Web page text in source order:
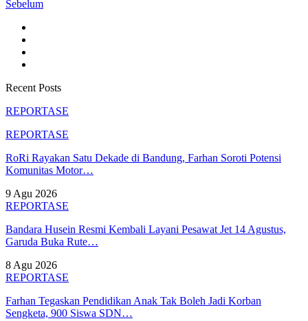
Sebelum
Recent Posts
REPORTASE
REPORTASE
RoRi Rayakan Satu Dekade di Bandung, Farhan Soroti Potensi
Komunitas Motor…
9 Agu 2026
REPORTASE
Bandara Husein Resmi Kembali Layani Pesawat Jet 14 Agustus,
Garuda Buka Rute…
8 Agu 2026
REPORTASE
Farhan Tegaskan Pendidikan Anak Tak Boleh Jadi Korban
Sengketa, 900 Siswa SDN…